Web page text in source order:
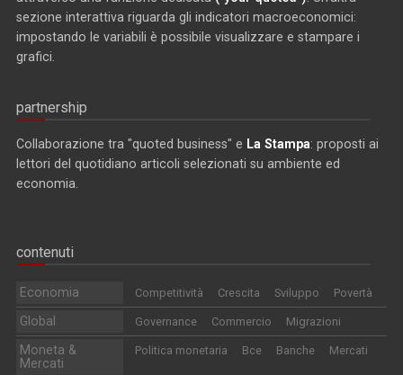
sezione interattiva riguarda gli indicatori macroeconomici:
impostando le variabili è possibile visualizzare e stampare i
grafici.
partnership
Collaborazione tra "quoted business" e La Stampa: proposti ai
lettori del quotidiano articoli selezionati su ambiente ed
economia.
contenuti
Economia Competitività Crescita Sviluppo Povertà
Global Governance Commercio Migrazioni
Moneta &
Mercati
Politica monetaria Bce Banche Mercati